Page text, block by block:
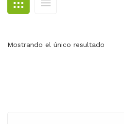
CONTACTO
Mostrando el único resultado